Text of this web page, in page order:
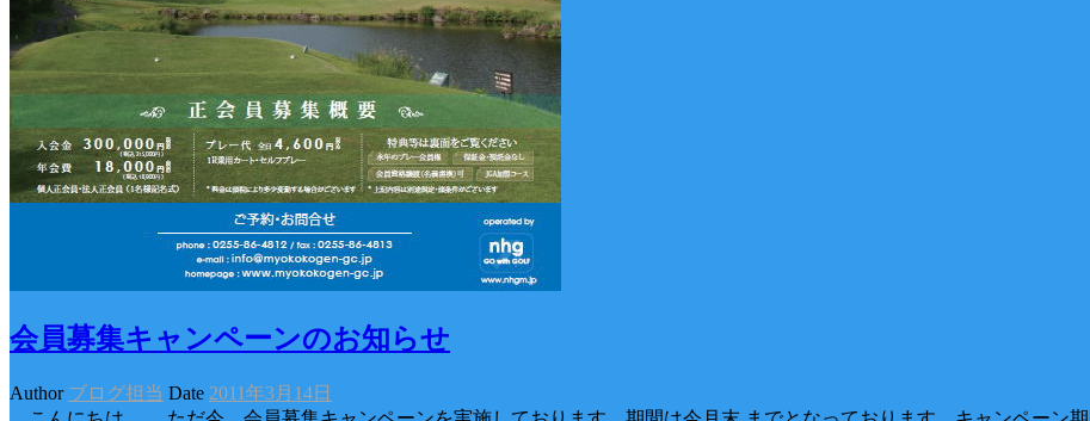
会員募集キャンペーンのお知らせ
Author ブログ担当 Date 2011年3月14日